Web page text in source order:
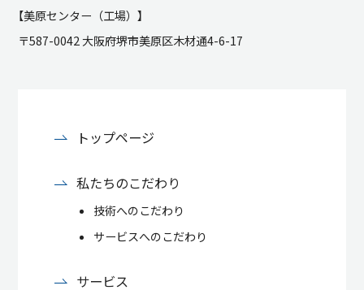
【美原センター（工場）】
〒587-0042 大阪府堺市美原区木材通4-6-17
トップページ
私たちのこだわり
技術へのこだわり
サービスへのこだわり
サービス